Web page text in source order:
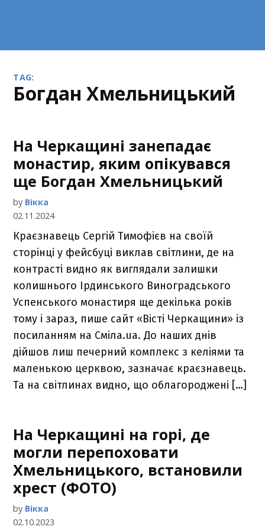
TAG:
Богдан Хмельницький
На Черкащині занепадає
монастир, яким опікувався
ще Богдан Хмельницький
by Вікка
02.11.2024
Краєзнавець Сергій Тимофієв на своїй
сторінці у фейсбуці виклав світлини, де на
контрасті видно як виглядали залишки
колишнього Ірдинського Виноградського
Успенського монастиря ще декілька років
тому і зараз, пише сайт «Вісті Черкащини» із
посиланням на Сміла.ua. До наших днів
дійшов лиш печерний комплекс з келіями та
маленькою церквою, зазначає краєзнавець.
Та на світлинах видно, що облагороджені […]
На Черкащині на горі, де
могли перепоховати
Хмельницького, встановили
хрест (ФОТО)
by Вікка
02.10.2023